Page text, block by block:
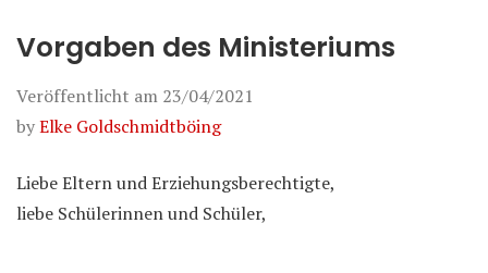
Vorgaben des Ministeriums
Veröffentlicht am 23/04/2021
byElke Goldschmidtböing
Liebe Eltern und Erziehungsberechtigte,
liebe Schülerinnen und Schüler,